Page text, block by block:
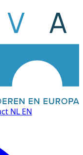
NL EN